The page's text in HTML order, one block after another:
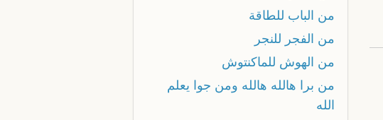
من الباب للطاقة
من الفجر للنجر
من الهوش للماكنتوش
من برا هالله هالله ومن جوا يعلم
الله